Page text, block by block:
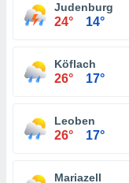
Judenburg
24° 14°
Köflach
26° 17°
Leoben
26° 17°
Mariazell